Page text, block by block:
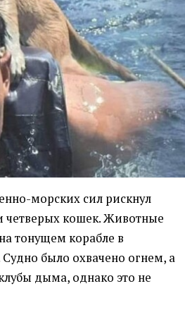
морских сил рискнул
четверых кошек. Животные
тонущем корабле в
было охвачено огнем, а
дыма, однако это не